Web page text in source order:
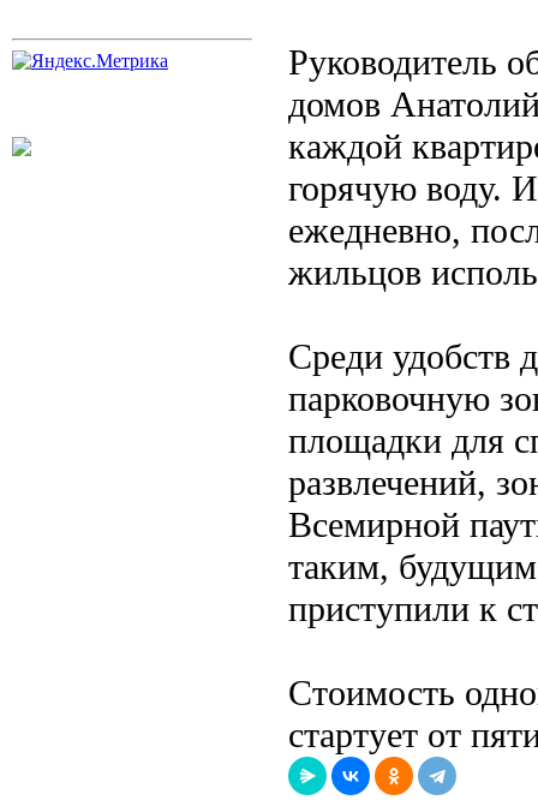
Руководитель
домов
каждой
горячую воду.
ежедневно,
жильцов
Среди удобств
парковочную
площадки для
развлечений,
Всемирной
таким,
приступили к
Стоимость
стартует от